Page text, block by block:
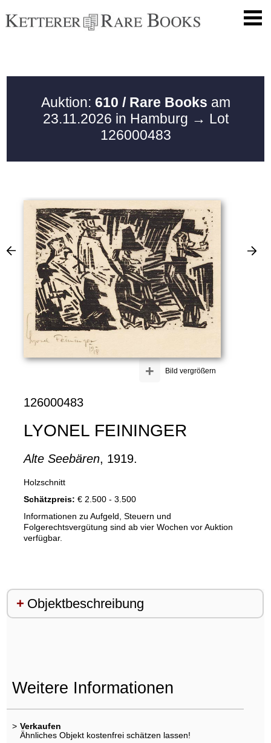
Auktion: 610 / Rare Books am
23.11.2026 in Hamburg → Lot
126000483
Bild vergrößern
+
126000483
LYONEL FEININGER
Alte Seebären, 1919.
Holzschnitt
Schätzpreis: € 2.500 - 3.500
Informationen zu Aufgeld, Steuern und
Folgerechtsvergütung sind ab vier Wochen vor Auktion
verfügbar.
Objektbeschreibung
Weitere Informationen
> Verkaufen
Ähnliches Objekt kostenfrei schätzen lassen!